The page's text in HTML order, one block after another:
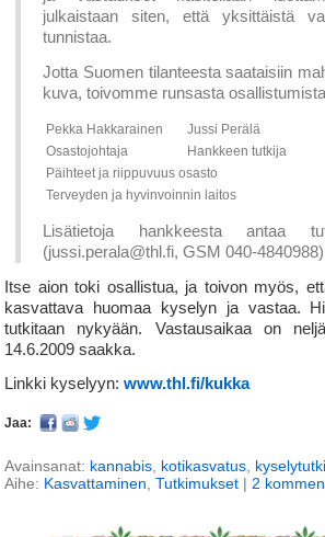
julkaistaan siten, että yksittäistä
tunnistaa.
Jotta Suomen tilanteesta saataisiin
kuva, toivomme runsasta
Pekka Hakkarainen
Jussi Perälä
Osastojohtaja
Hankkeen tutkija
Päihteet ja riippuvuus osasto
Terveyden ja hyvinvoinnin laitos
Lisätietoja hankkeesta antaa
(jussi.perala@thl.fi, GSM 040-4840988)
Itse aion toki osallistua, ja toivon myös,
kasvattava huomaa kyselyn ja vastaa.
tutkitaan nykyään. Vastausaikaa on
14.6.2009 saakka.
Linkki kyselyyn: www.thl.fi/kukka
Jaa:
Avainsanat: kannabis kotikasvatus
Aihe: Kasvattaminen Tutkimukset | 2